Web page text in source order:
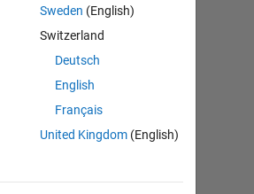
Sweden (English)
Switzerland
Deutsch
English
Français
United Kingdom(English)